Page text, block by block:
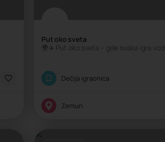
Put oko sveta
Dečija igraonica
Zemun